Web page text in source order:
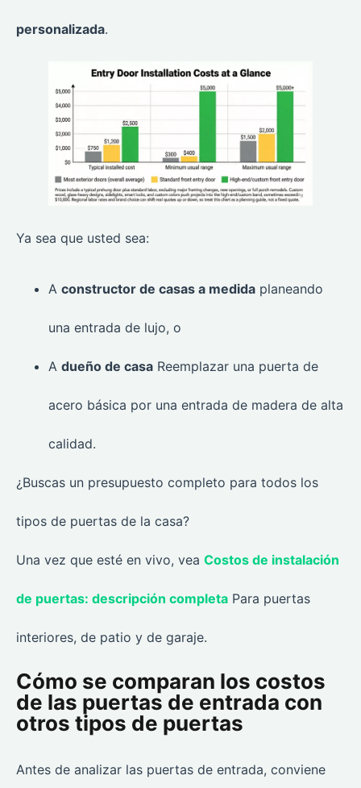
personalizada.
Ya sea que usted sea:
A constructor de casas a medida planeando
una entrada de lujo, o
A dueño de casa Reemplazar una puerta de
acero básica por una entrada de madera de alta
calidad.
¿Buscas un presupuesto completo para todos los
tipos de puertas de la casa?
Una vez que esté en vivo, vea Costos de instalación
de puertas: descripción completa Para puertas
interiores, de patio y de garaje.
Cómo se comparan los costos
de las puertas de entrada con
otros tipos de puertas
Antes de analizar las puertas de entrada, conviene